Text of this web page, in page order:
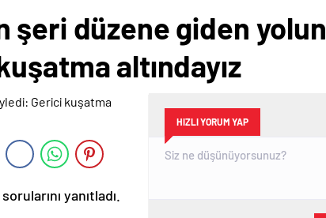
şeri düzene giden yolun
altındayız
yanıtladı.
HIZLI YORUM YAP